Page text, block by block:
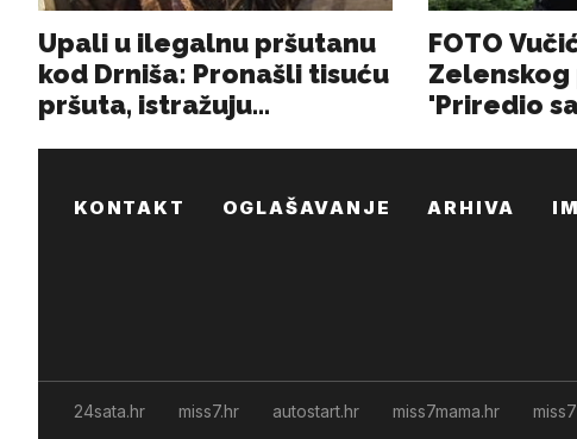
KONTAKT OGLAŠAVANJE ARHIVA
24sata.hr miss7.hr autostart.hr miss7mama.hr